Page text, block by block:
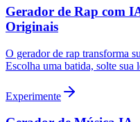
Gerador de Rap com
Originais
O gerador de rap transforma
Escolha uma batida, solte
Experimente